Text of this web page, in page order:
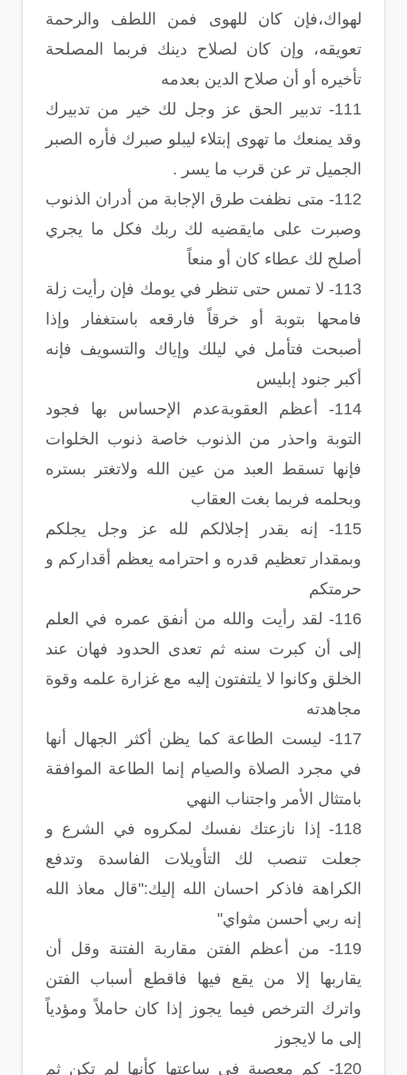
لهواك،فإن كان للهوى فمن اللطف والرحمة
تعويقه، وإن كان لصلاح دينك فربما المصلحة
تأخيره أو أن صلاح الدين بعدمه
111- تدبير الحق عز وجل لك خير من تدبيرك
وقد يمنعك ما تهوى إبتلاء ليبلو صبرك فأره الصبر
الجميل تر عن قرب ما يسر .
112- متى نظفت طرق الإجابة من أدران الذنوب
وصبرت على مايقضيه لك ربك فكل ما يجري
أصلح لك عطاء كان أو منعاً
113- لا تمس حتى تنظر في يومك فإن رأيت زلة
فامحها بتوبة أو خرقاً فارقعه باستغفار وإذا
أصبحت فتأمل في ليلك وإياك والتسويف فإنه
أكبر جنود إبليس
114- أعظم العقوبةعدم الإحساس بها فجود
التوبة واحذر من الذنوب خاصة ذنوب الخلوات
فإنها تسقط العبد من عين الله ولاتغتر بستره
وبحلمه فربما بغت العقاب
115- إنه بقدر إجلالكم لله عز وجل يجلكم
وبمقدار تعظيم قدره و احترامه يعظم أقداركم و
حرمتكم
116- لقد رأيت والله من أنفق عمره في العلم
إلى أن كبرت سنه ثم تعدى الحدود فهان عند
الخلق وكانوا لا يلتفتون إليه مع غزارة علمه وقوة
مجاهدته
117- ليست الطاعة كما يظن أكثر الجهال أنها
في مجرد الصلاة والصيام إنما الطاعة الموافقة
بامتثال الأمر واجتناب النهي
118- إذا نازعتك نفسك لمكروه في الشرع و
جعلت تنصب لك التأويلات الفاسدة وتدفع
الكراهة فاذكر احسان الله إليك:"قال معاذ الله
إنه ربي أحسن مثواي"
119- من أعظم الفتن مقاربة الفتنة وقل أن
يقاربها إلا من يقع فيها فاقطع أسباب الفتن
واترك الترخص فيما يجوز إذا كان حاملاً ومؤدياً
إلى ما لايجوز
120- كم معصية في ساعتها كأنها لم تكن ثم